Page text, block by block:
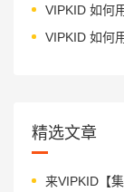
精选文章